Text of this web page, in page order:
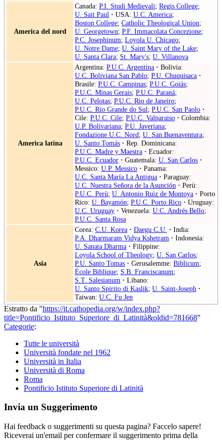
America del nord
Canada: P.I. Studi Medievali; Regis College;
U. Sait Paul · USA: U.C. America;
Boston College; Catholic Theological Union;
U. Georgetown; P.F. Immacolata Concezione;
P.C. Josephinum; Loyola U. Chicago;
U. Notre Dame; U. Saint Mary of the Lake;
U. Santa Clara; St. Mary's; U. Villanova
America latina
Argentina: P.U.C. Argentina · Bolivia:
U.C. Boliviana San Pablo; P.U. Chuquisaca ·
Brasile: P.U.C. Campinas; P.U.C. Goiás;
P.U.C. Minas Gerais; P.U.C. Paraná;
U.C. Pelotas; P.U.C. Rio de Janeiro;
P.U.C. Rio Grande do Sul; P.U.C. San Paolo ·
Cile: P.U.C. Cile; P.U.C. Valparaiso · Colombia:
U.P. Bolivariana; P.U. Javeriana;
Fondazione U.C. Nord; U. San Buenaventura;
U. Santo Tomás · Rep. Dominicana:
P.U.C. Madre y Maestra · Ecuador:
P.U.C. Ecuador · Guatemala: U. San Carlos ·
Messico: U.P. Messico · Panama:
U.C. Santa María La Antigua · Paraguay:
U.C. Nuestra Señora de la Asunción · Perù:
P.U.C. Perù; U. Antonio Ruiz de Montoya · Porto
Rico: U. Bayamón; P.U.C. Porto Rico · Uruguay:
U.C. Uruguay · Venezuela: U.C. Andrés Bello;
P.U.C. Santa Rosa
Asia
Corea: C.U. Korea · Daegu C.U. · India:
P.A. Dharmaram Vidya Kshetram · Indonesia:
U. Sanata Dharma · Filippine:
Loyola School of Theology; U. San Carlos;
P.U. Santo Tomas · Gerusalemme: Biblicum;
École Biblique; S.B. Franciscanum;
S.T. Salesianum · Libano:
U. Santo Spirito di Kaslik; U. Saint-Joseph ·
Taiwan: U.C. Fu Jen
Estratto da "https://it.cathopedia.org/w/index.php?
title=Pontificio_Istituto_Superiore_di_Latinità&oldid=781668"
Categorie:
Tutte le università
Università fondate nel 1962
Università in Italia
Università di Roma
Roma
Pontificio Istituto Superiore di Latinità
Invia un Suggerimento
Hai feedback o suggerimenti su questa pagina? Faccelo sapere!
Riceverai un'email per confermare il suggerimento prima della